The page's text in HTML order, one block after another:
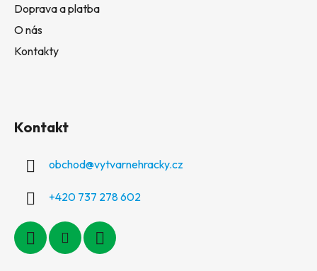
Doprava a platba
O nás
Kontakty
Kontakt
obchod@vytvarnehracky.cz
+420 737 278 602